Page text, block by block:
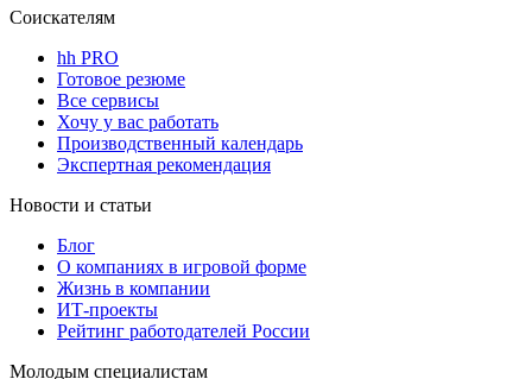
Соискателям
hh PRO
Готовое резюме
Все сервисы
Хочу у вас работать
Производственный календарь
Экспертная рекомендация
Новости и статьи
Блог
О компаниях в игровой форме
Жизнь в компании
ИТ-проекты
Рейтинг работодателей России
Молодым специалистам